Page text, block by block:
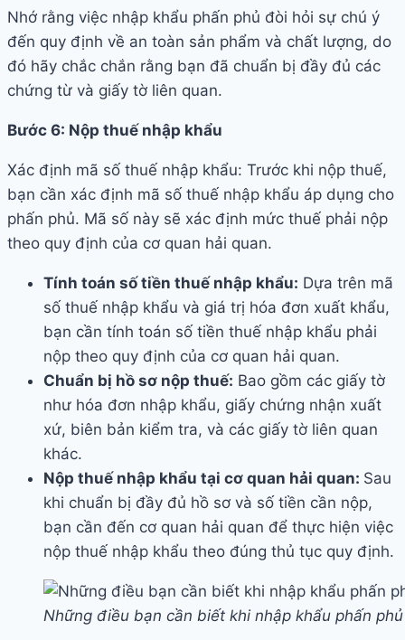
Nhớ rằng việc nhập khẩu phấn phủ đòi hỏi sự chú ý
đến quy định về an toàn sản phẩm và chất lượng, do
đó hãy chắc chắn rằng bạn đã chuẩn bị đầy đủ các
chứng từ và giấy tờ liên quan.
Bước 6: Nộp thuế nhập khẩu
Xác định mã số thuế nhập khẩu: Trước khi nộp thuế,
bạn cần xác định mã số thuế nhập khẩu áp dụng cho
phấn phủ. Mã số này sẽ xác định mức thuế phải nộp
theo quy định của cơ quan hải quan.
Tính toán số tiền thuế nhập khẩu: Dựa trên mã
số thuế nhập khẩu và giá trị hóa đơn xuất khẩu,
bạn cần tính toán số tiền thuế nhập khẩu phải
nộp theo quy định của cơ quan hải quan.
Chuẩn bị hồ sơ nộp thuế: Bao gồm các giấy tờ
như hóa đơn nhập khẩu, giấy chứng nhận xuất
xứ, biên bản kiểm tra, và các giấy tờ liên quan
khác.
Nộp thuế nhập khẩu tại cơ quan hải quan: Sau
khi chuẩn bị đầy đủ hồ sơ và số tiền cần nộp,
bạn cần đến cơ quan hải quan để thực hiện việc
nộp thuế nhập khẩu theo đúng thủ tục quy định.
Những điều bạn cần biết khi nhập khẩu phấn phủ